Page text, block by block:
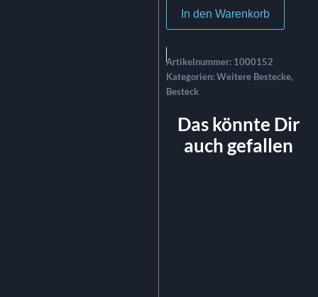
In den Warenkorb
Artikelnummer: 1000152
Kategorien: Weitere Bestecke,
Besteck
Das könnte Dir
auch gefallen